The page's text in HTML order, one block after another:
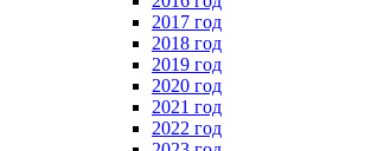
2017 год
2018 год
2019 год
2020 год
2021 год
2022 год